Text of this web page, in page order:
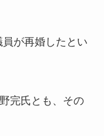
が再婚したとい
完氏とも、その